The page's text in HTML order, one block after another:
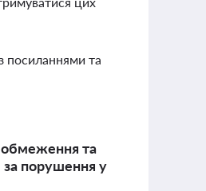
посиланнями та
обмеження та
за порушення у